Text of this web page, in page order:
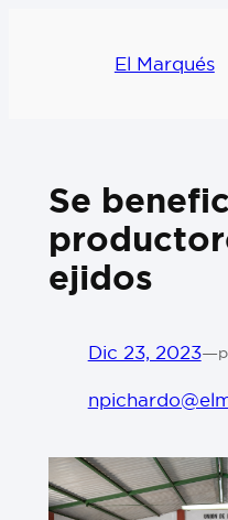
El Marqués
Se
ejidos
Dic 23, 2023—